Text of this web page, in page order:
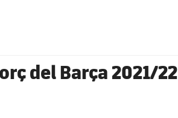
del Barça 2021/22